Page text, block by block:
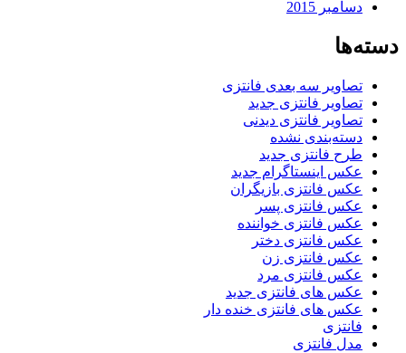
دسامبر 2015
دسته‌ها
تصاویر سه بعدی فانتزی
تصاویر فانتزی جدید
تصاویر فانتزی دیدنی
دسته‌بندی نشده
طرح فانتزی جدید
عکس اینستاگرام جدید
عکس فانتزی بازیگران
عکس فانتزی پسر
عکس فانتزی خواننده
عکس فانتزی دختر
عکس فانتزی زن
عکس فانتزی مرد
عکس های فانتزی جدید
عکس های فانتزی خنده دار
فانتزی
مدل فانتزی